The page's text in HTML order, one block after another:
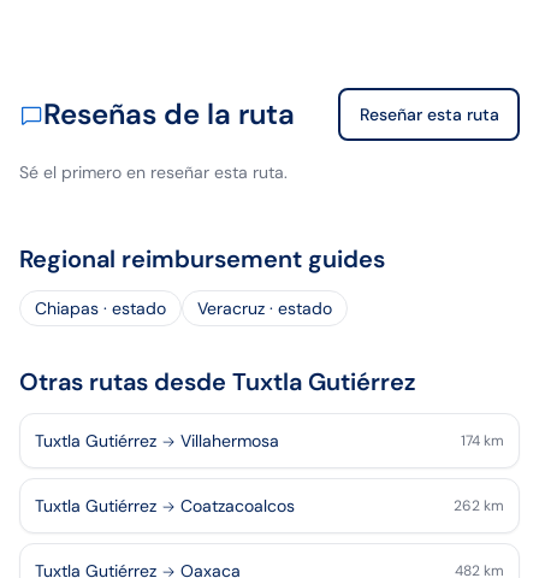
Reseñas de la ruta Reseñar esta ruta
Sé el primero en reseñar esta ruta.
Regional reimbursement guides
Chiapas · estado Veracruz · estado
Otras rutas desde Tuxtla Gutiérrez
Tuxtla Gutiérrez Villahermosa 174 km
Tuxtla Gutiérrez Coatzacoalcos 262 km
Tuxtla Gutiérrez Oaxaca 482 km